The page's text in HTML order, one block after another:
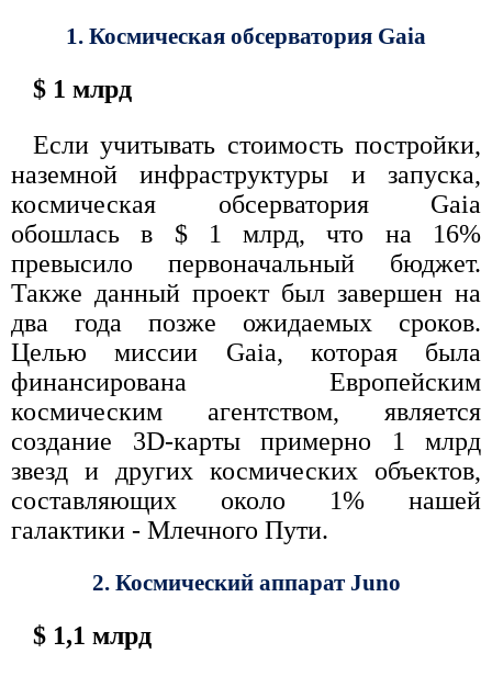
1. Космическая обсерватория Gaia
$ 1 млрд
Если учитывать стоимость постройки,
наземной инфраструктуры и запуска,
космическая обсерватория Gaia
обошлась в $ 1 млрд, что на 16%
превысило первоначальный бюджет.
Также данный проект был завершен на
два года позже ожидаемых сроков.
Целью миссии Gaia, которая была
финансирована Европейским
космическим агентством, является
создание 3D-карты примерно 1 млрд
звезд и других космических объектов,
составляющих около 1% нашей
галактики - Млечного Пути.
2. Космический аппарат Juno
$ 1,1 млрд